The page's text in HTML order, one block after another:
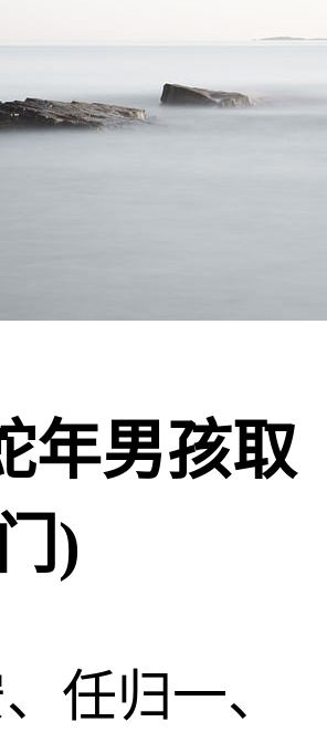
年男孩取
)
任归一、